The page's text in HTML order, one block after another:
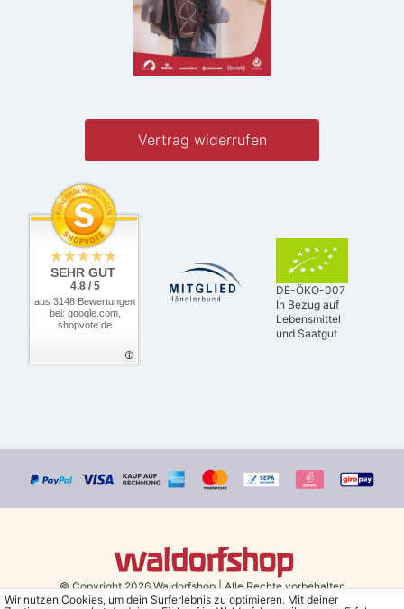
Vertrag widerrufen
SEHR GUT
4.8 / 5
aus 3148 Bewertungen
bei: google.com,
shopvote.de
DE-ÖKO-007
In Bezug auf
Lebensmittel
und Saatgut
© Copyright 2026 Waldorfshop|Alle Rechte vorbehalten.
Wir nutzen Cookies, um dein Surferlebnis zu optimieren. Mit deiner